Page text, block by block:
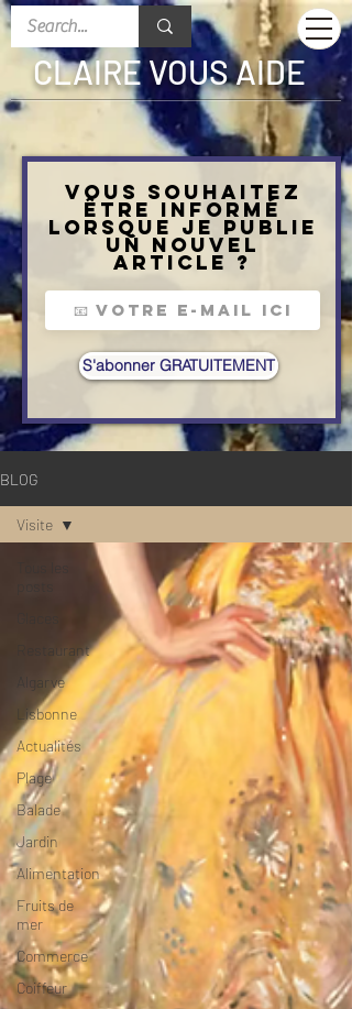
CLAIRE VOUS AIDE
Vous souhaitez
être informé
lorsque je publie
un nouvel
article ?
S'abonner GRATUITEMENT
BLOG
Restaurant
Algarve
Lisbonne
Actualités
Plage
Balade
Jardin
Alimentation
Fruits de
mer
Commerce
Coiffeur
Visite